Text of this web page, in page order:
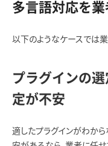
多言語対応を
以下のようなケースでは業
プラグインの
定が不安
適したプラグインがわか